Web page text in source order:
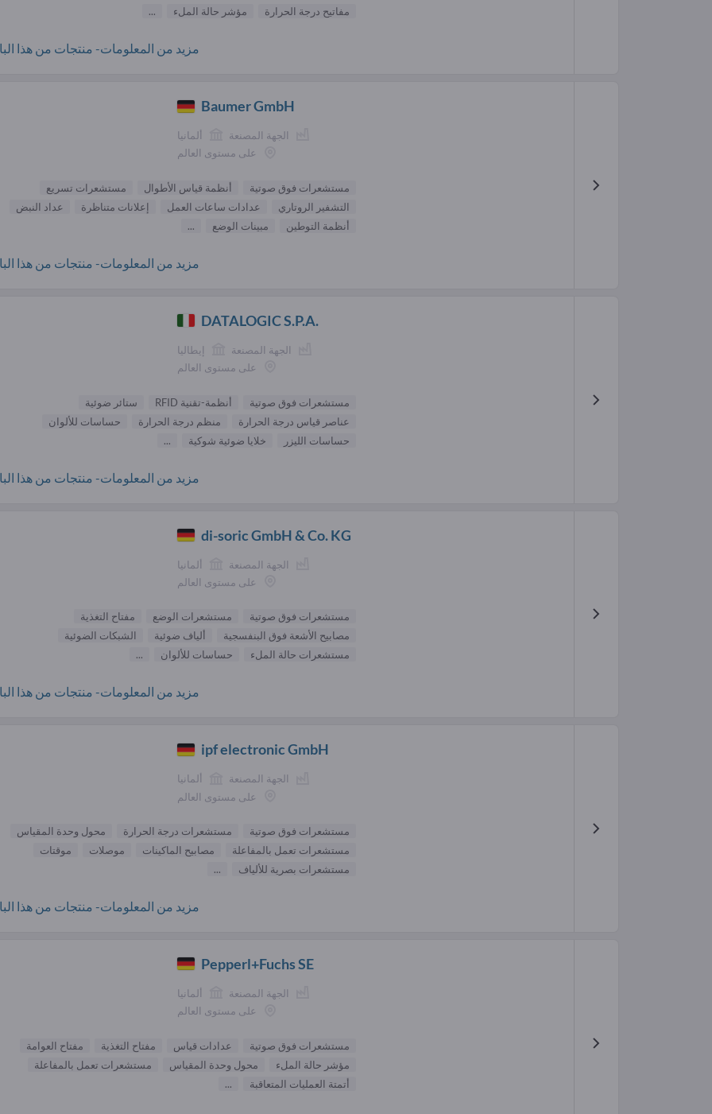
مفاتيح درجة الحرارة مؤشر حالة الملء ...
مزيد من المعلومات- منتجات من هذا
Baumer GmbH
الجهة المصنعة
ألمانيا
على مستوى العالم
مستشعرات فوق صوتية أنظمة قياس الأطوال
مستشعرات تسريع
التشفير الروتاري
عدادات ساعات العمل إعلانات متناظرة
عداد النبض
أنظمة التوطين
مبينات الوضع ...
مزيد من المعلومات- منتجات من هذا
DATALOGIC S.P.A.
الجهة المصنعة
إيطاليا
على مستوى العالم
مستشعرات فوق صوتية أنظمة-تقنية RFID
ستائر ضوئية
عناصر قياس درجة الحرارة
منظم درجة الحرارة
حساسات للألوان
حساسات الليزر
خلايا ضوئية شوكية ...
مزيد من المعلومات- منتجات من هذا
di-soric GmbH & Co. KG
الجهة المصنعة
ألمانيا
على مستوى العالم
مستشعرات فوق صوتية مستشعرات الوضع
مفتاح التغذية
مصابيح الأشعة فوق البنفسجية
ألياف ضوئية
الشبكات الضوئية
مستشعرات حالة الملء
حساسات للألوان ...
مزيد من المعلومات- منتجات من هذا
ipf electronic GmbH
الجهة المصنعة
ألمانيا
على مستوى العالم
مستشعرات فوق صوتية مستشعرات درجة الحرارة
محول وحدة المقياس
مستشعرات تعمل بالمفاعلة
مصابيح الماكينات موصلات
موقتات
مستشعرات بصرية للألياف
...
مزيد من المعلومات- منتجات من هذا
Pepperl+Fuchs SE
الجهة المصنعة
ألمانيا
على مستوى العالم
مستشعرات فوق صوتية عدادات قياس مفتاح التغذية
مفتاح العوامة
مؤشر حالة الملء
محول وحدة المقياس
مستشعرات تعمل بالمفاعلة
أتمتة العمليات المتعاقبة
...